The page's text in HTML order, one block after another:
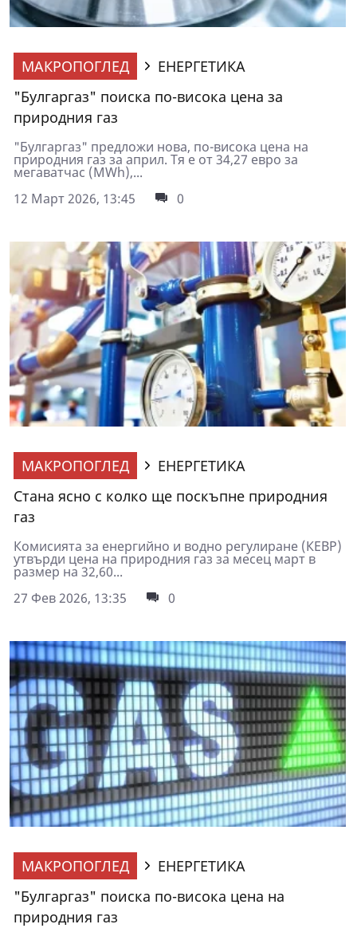
МАКРОПОГЛЕД
ЕНЕРГЕТИКА
"Булгаргаз" поиска по-висока цена за
природния газ
"Булгаргаз" предложи нова, по-висока цена на
природния газ за април. Тя е от 34,27 евро за
мегаватчас (MWh),...
12 Март 2026, 13:45
0
МАКРОПОГЛЕД
ЕНЕРГЕТИКА
Стана ясно с колко ще поскъпне природния
газ
Комисията за енергийно и водно регулиране (КЕВР)
утвърди цена на природния газ за мeсец март в
размер на 32,60...
27 Фев 2026, 13:35
0
МАКРОПОГЛЕД
ЕНЕРГЕТИКА
"Булгаргаз" поиска по-висока цена на
природния газ